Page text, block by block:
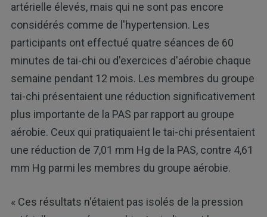
artérielle élevés, mais qui ne sont pas encore
considérés comme de l'hypertension. Les
participants ont effectué quatre séances de 60
minutes de tai-chi ou d'exercices d'aérobie chaque
semaine pendant 12 mois. Les membres du groupe
tai-chi présentaient une réduction significativement
plus importante de la PAS par rapport au groupe
aérobie. Ceux qui pratiquaient le tai-chi présentaient
une réduction de 7,01 mm Hg de la PAS, contre 4,61
mm Hg parmi les membres du groupe aérobie.
« Ces résultats n'étaient pas isolés de la pression